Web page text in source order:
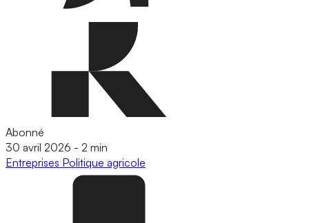
Abonné
30 avril 2026 - 2 min
Entreprises Politique agricole